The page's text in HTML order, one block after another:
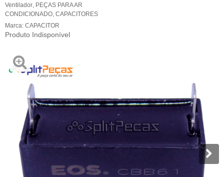
Ventilador PEÇAS PARA AR
CONDICIONADO CAPACITORES
Marca: CAPACITOR
Produto Indisponível